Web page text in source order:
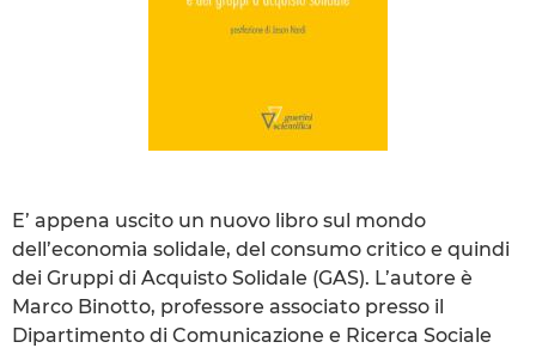
E’ appena uscito un nuovo libro sul mondo
dell’economia solidale, del consumo critico e quindi
dei Gruppi di Acquisto Solidale (GAS). L’autore è
Marco Binotto, professore associato presso il
Dipartimento di Comunicazione e Ricerca Sociale